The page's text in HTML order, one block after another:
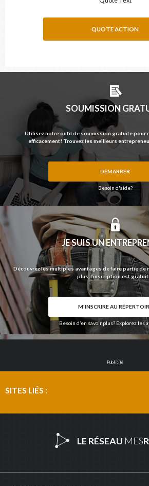
QUOTE ACTION
SOUMISSION
Utilisez notre outil de soumission gratuite pour
efficacement! Trouvez les meilleurs
DÉMARRER
Besoin d'aide?
JE SUIS UN
Découvrez les multiples avantages de faire partie de
plus, l’inscription est
M'INSCRIRE AU
Besoin d’en savoir plus? Explorez les
Publicité
SITES LIÉS :
LE RÉSEAU MES